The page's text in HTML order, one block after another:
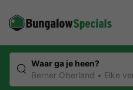
Waar ga je heen?
Berner Oberland
Elke